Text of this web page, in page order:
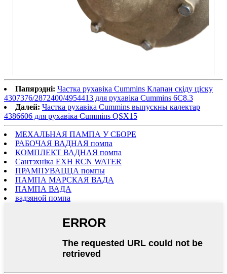
Папярэдні: Частка рухавіка Cummins Клапан скіду ціску
4307376/2872400/4954413 для рухавіка Cummins 6C8.3
Далей: Частка рухавіка Cummins выпускны калектар
4386606 для рухавіка Cummins QSX15
МЕХАЛЬНАЯ ПАМПА У СБОРЕ
РАБОЧАЯ ВАДНАЯ помпа
КОМПЛЕКТ ВАДНАЯ помпа
Сантэхніка EXH RCN WATER
ПРАМПУВАЦЦА помпы
ПАМПА МАРСКАЯ ВАДА
ПАМПА ВАДА
вадзяной помпа